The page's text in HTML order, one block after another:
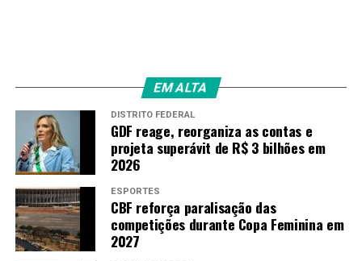
EM ALTA
DISTRITO FEDERAL
GDF reage, reorganiza as contas e
projeta superávit de R$ 3 bilhões em
2026
ESPORTES
CBF reforça paralisação das
competições durante Copa Feminina em
2027